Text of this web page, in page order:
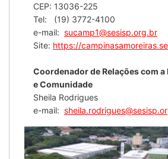
CEP: 13036-225
Tel: (19) 3772-4100
e-mail: sucamp1@sesisp.org.br
Site: https://
Coordenador de Relações com
e Comunidade
Sheila Rodrigues
e-mail: